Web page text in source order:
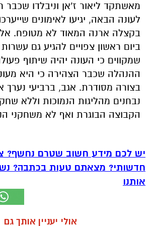
מאשתקד ליאור ז'אן וניבלדו שכבר
לעונה הבאה, יגיעו לאימונים
בקצלה ארנה המאוד לא מטופח. אל
ביום ראשון צפויים להגיע גם
שמקווים כי העונה יהיה שיתוף
ההנהלה שכבר הצהירה כי היא
בצורה מסודרת. אגב, ברביעי נערך
נבחנים מהליגות הנמוכות וללא
הקבוצה הבוגרת ואף לא משחקני
יש לכם מידע חשוב שטרם נחשף?
חדשותי? מצאתם טעות בכתבה?
אותנו
אולי יעניין אותך גם